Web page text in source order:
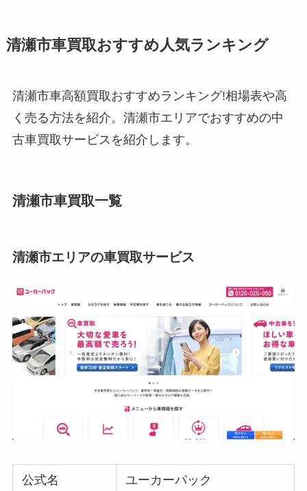
清瀬市車買取おすすめ人気ランキング
清瀬市車高額買取おすすめランキング!相場表や高
く売る方法を紹介。清瀬市エリアでおすすめの中
古車買取サービスを紹介します。
清瀬市車買取一覧
清瀬市エリアの車買取サービス
公式名 ユーカーパック